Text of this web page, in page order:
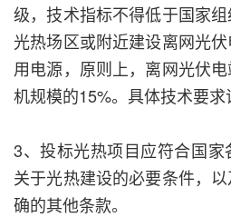
级，技术指标不得低于国家
光热场区或附近建设离网光
用电源，原则上，离网光伏
机规模的15%。具体技术要求
3、投标光热项目应符合国
关于光热建设的必要条件，
确的其他条款。